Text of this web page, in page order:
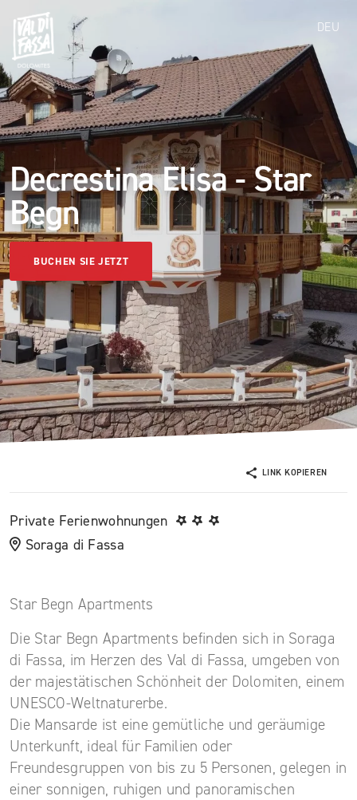
DEU
Decrestina Elisa - Star
Begn
BUCHEN SIE JETZT
LINK KOPIEREN
Private Ferienwohnungen
Soraga di Fassa
Star Begn Apartments
Die Star Begn Apartments befinden sich in Soraga
di Fassa, im Herzen des Val di Fassa, umgeben von
der majestätischen Schönheit der Dolomiten, einem
UNESCO-Weltnaturerbe.
Die Mansarde ist eine gemütliche und geräumige
Unterkunft, ideal für Familien oder
Freundesgruppen von bis zu 5 Personen, gelegen in
einer sonnigen, ruhigen und panoramischen